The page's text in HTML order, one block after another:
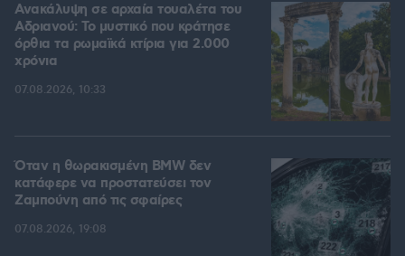
Ανακάλυψη σε αρχαία τουαλέτα του
Αδριανού: Το μυστικό που κράτησε
όρθια τα ρωμαϊκά κτίρια για 2.000
χρόνια
07.08.2026, 10:33
Όταν η θωρακισμένη BMW δεν
κατάφερε να προστατεύσει τον
Ζαμπούνη από τις σφαίρες
07.08.2026, 19:08